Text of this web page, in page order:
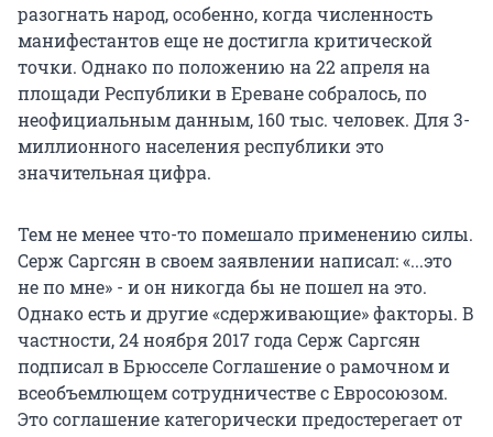
разогнать народ, особенно, когда численность
манифестантов еще не достигла критической
точки. Однако по положению на 22 апреля на
площади Республики в Ереване собралось, по
неофициальным данным, 160 тыс. человек. Для 3-
миллионного населения республики это
значительная цифра.
Тем не менее что-то помешало применению силы.
Серж Саргсян в своем заявлении написал: «...это
не по мне» - и он никогда бы не пошел на это.
Однако есть и другие «сдерживающие» факторы. В
частности, 24 ноября 2017 года Серж Саргсян
подписал в Брюсселе Соглашение о рамочном и
всеобъемлющем сотрудничестве с Евросоюзом.
Это соглашение категорически предостерегает от